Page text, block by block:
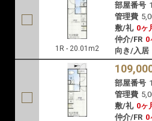
1R - 20.01m2
部屋番号
管理費
敷/礼 0ヶ
仲介/FR 0
向き/入居
部屋番号
管理費
敷/礼 0ヶ
仲介/FR 0